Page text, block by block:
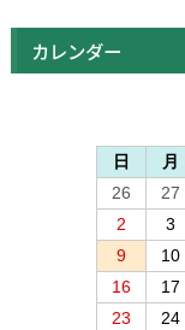
カレンダー
日 月
26
27
2
3
9
10
16
17
23
24